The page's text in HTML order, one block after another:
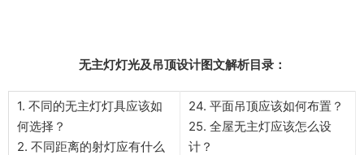
无主灯灯光及吊顶设计图文解析目录：
1. 不同的无主灯灯具应该如
何选择？
2. 不同距离的射灯应有什么
24. 平面吊顶应该如何布置？
25. 全屋无主灯应该怎么设
计？